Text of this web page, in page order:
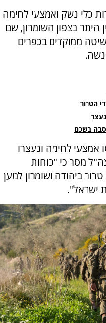
כלי נשק ואמצעי לחימה
היתר בצפון השומרון, שם
ממוקדים בכפרים
הטרור
בשכם
אמצעי לחימה ונעצרו
מסר כי "כוחות
ביהודה ושומרון למען
ישראל".